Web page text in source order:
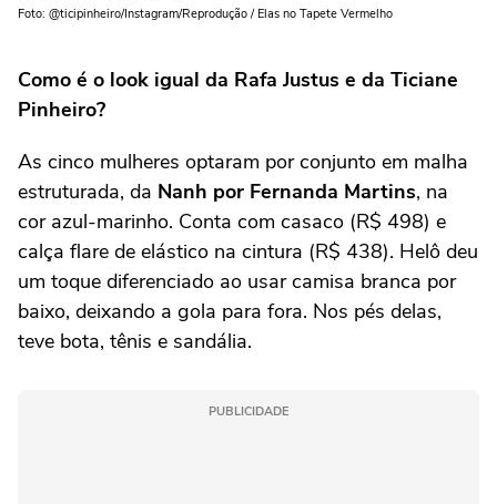
Foto: @ticipinheiro/Instagram/Reprodução / Elas no Tapete Vermelho
Como é o look igual da Rafa Justus e da Ticiane
Pinheiro?
As cinco mulheres optaram por conjunto em malha
estruturada, da Nanh por Fernanda Martins, na
cor azul-marinho. Conta com casaco (R$ 498) e
calça flare de elástico na cintura (R$ 438). Helô deu
um toque diferenciado ao usar camisa branca por
baixo, deixando a gola para fora. Nos pés delas,
teve bota, tênis e sandália.
PUBLICIDADE